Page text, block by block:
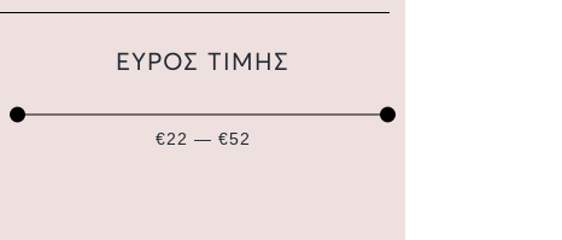
ΕΥΡΟΣ ΤΙΜΗΣ
€22 — €52